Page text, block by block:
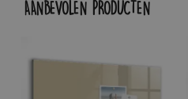
AANBEVOLEN PRODUCTEN